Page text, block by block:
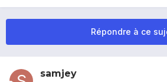
Répondre à ce
samjey